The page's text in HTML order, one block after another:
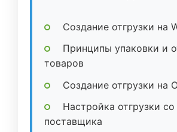
Создание отгрузки на
Принципы упаковки и
товаров
Создание отгрузки на
Настройка отгрузки со
поставщика